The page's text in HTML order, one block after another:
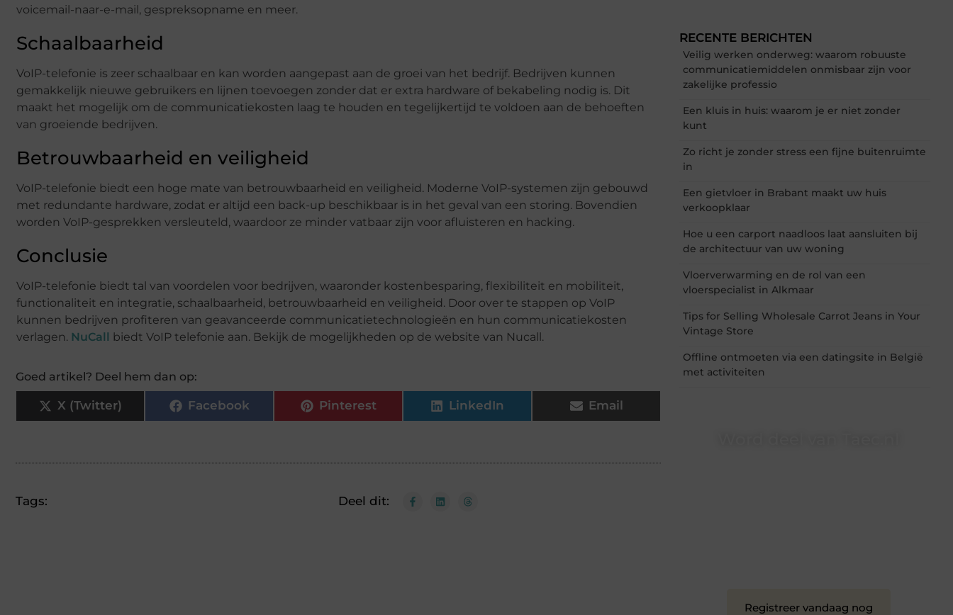
voicemail-naar-e-mail, gespreksopname en meer.
Schaalbaarheid
VoIP-telefonie is zeer schaalbaar en kan worden aangepast aan de groei van het bedrijf. Bedrijven kunnen
gemakkelijk nieuwe gebruikers en lijnen toevoegen zonder dat er extra hardware of bekabeling nodig is. Dit
maakt het mogelijk om de communicatiekosten laag te houden en tegelijkertijd te voldoen aan de behoeften
van groeiende bedrijven.
Betrouwbaarheid en veiligheid
VoIP-telefonie biedt een hoge mate van betrouwbaarheid en veiligheid. Moderne VoIP-systemen zijn gebouwd
met redundante hardware, zodat er altijd een back-up beschikbaar is in het geval van een storing. Bovendien
worden VoIP-gesprekken versleuteld, waardoor ze minder vatbaar zijn voor afluisteren en hacking.
Conclusie
VoIP-telefonie biedt tal van voordelen voor bedrijven, waaronder kostenbesparing, flexibiliteit en mobiliteit,
functionaliteit en integratie, schaalbaarheid, betrouwbaarheid en veiligheid. Door over te stappen op VoIP
kunnen bedrijven profiteren van geavanceerde communicatietechnologieën en hun communicatiekosten
verlagen. NuCall biedt VoIP telefonie aan. Bekijk de mogelijkheden op de website van Nucall.
Goed artikel? Deel hem dan op:
X (Twitter) Facebook Pinterest LinkedIn Email
Tags: Deel dit:
RECENTE BERICHTEN
Veilig werken onderweg: waarom robuuste
communicatiemiddelen onmisbaar zijn voor
zakelijke professio
Een kluis in huis: waarom je er niet zonder
kunt
Zo richt je zonder stress een fijne buitenruimte
in
Een gietvloer in Brabant maakt uw huis
verkoopklaar
Hoe u een carport naadloos laat aansluiten bij
de architectuur van uw woning
Vloerverwarming en de rol van een
vloerspecialist in Alkmaar
Tips for Selling Wholesale Carrot Jeans in Your
Vintage Store
Offline ontmoeten via een datingsite in België
met activiteiten
Registreer vandaag nog